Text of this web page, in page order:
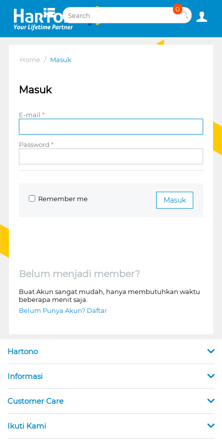
0
Home / Masuk
Masuk
E-mail
Password
Masuk
Remember me
Belum menjadi member?
Buat Akun sangat mudah, hanya membutuhkan waktu
beberapa menit saja.
Belum Punya Akun? Daftar
Hartono
Informasi
Customer Care
Ikuti Kami